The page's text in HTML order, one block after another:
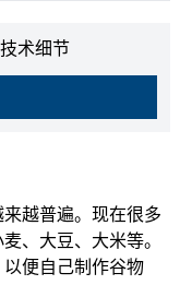
术细节
越普遍。现在很多
、大豆、大米等。
便自己制作谷物